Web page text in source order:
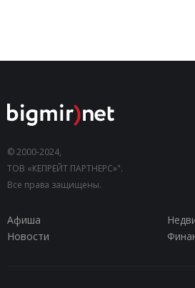
© 2000-2024,
ТОВ «КЕПРЕЙТ ПАРТНЕРС»".
Все права защищены.
Афиша
Новости